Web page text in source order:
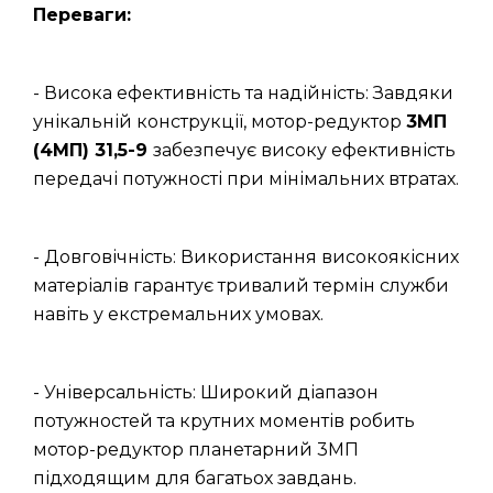
Переваги:
- Висока ефективність та надійність: Завдяки
унікальній конструкції, мотор-редуктор 3МП
(4МП) 31,5-9 забезпечує високу ефективність
передачі потужності при мінімальних втратах.
- Довговічність: Використання високоякісних
матеріалів гарантує тривалий термін служби
навіть у екстремальних умовах.
- Універсальність: Широкий діапазон
потужностей та крутних моментів робить
мотор-редуктор планетарний 3МП
підходящим для багатьох завдань.